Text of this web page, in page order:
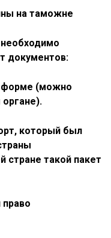
на таможне
документов:
форме (можно
органе).
который был
стране такой пакет